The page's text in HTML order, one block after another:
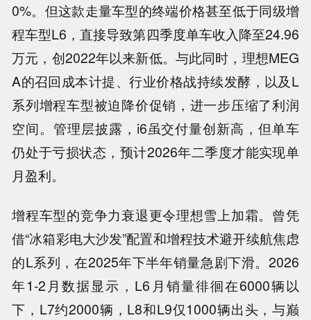
0%。但这款走量车型的终端价格甚至低于同级增
程车型L6，直接导致第四季度单车收入降至24.96
万元，创2022年以来新低。与此同时，理想MEG
A的召回成本计提、行业价格战持续发酵，以及L
系列增程车型被迫降价促销，进一步压缩了利润
空间。管理层披露，i6虽交付量创新高，但单车
仍处于亏损状态，预计2026年二季度才能实现单
月盈利。
增程车型的竞争力衰退更令理想雪上加霜。曾凭
借“冰箱彩电大沙发”配置和增程技术避开续航焦虑
的L系列，在2025年下半年销量急剧下滑。2026
年1-2月数据显示，L6月销量徘徊在6000辆以
下，L7约2000辆，L8和L9仅1000辆出头，与巅